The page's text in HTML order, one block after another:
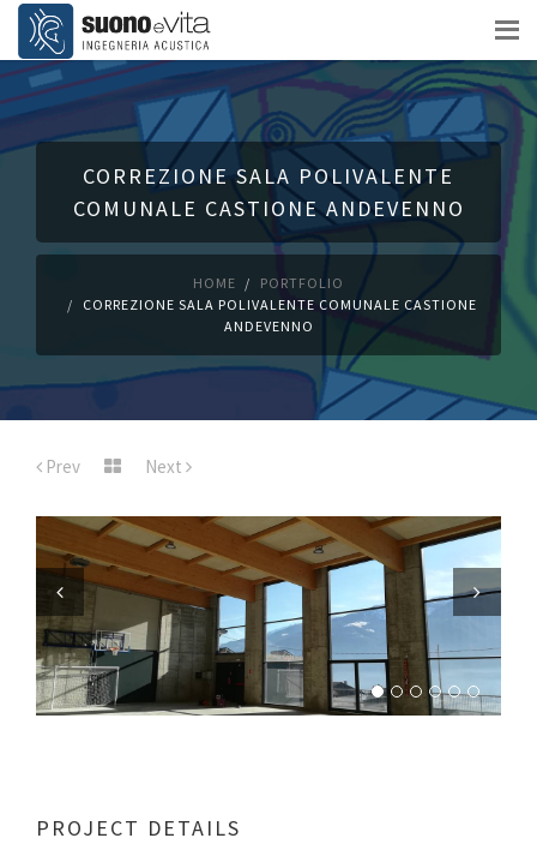
CORREZIONE SALA POLIVALENTE
COMUNALE CASTIONE ANDEVENNO
HOME
PORTFOLIO
CORREZIONE SALA POLIVALENTE COMUNALE CASTIONE
ANDEVENNO
Prev Next
Previous
PROJECT DETAILS